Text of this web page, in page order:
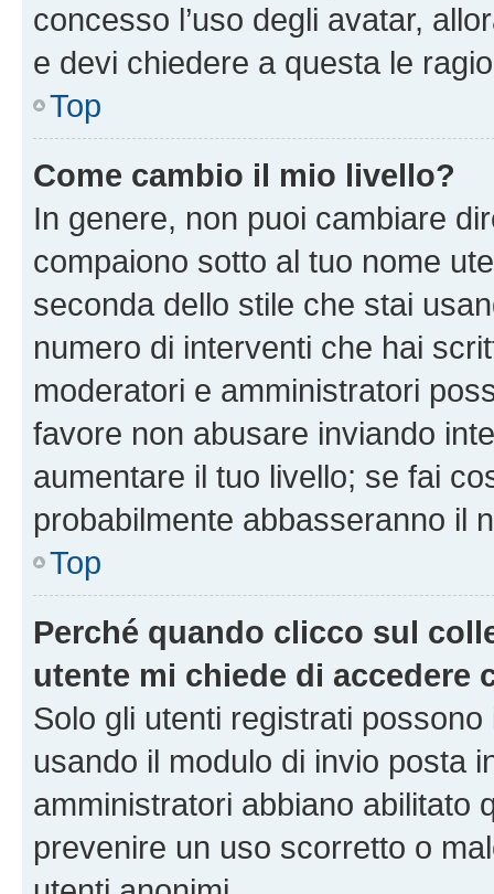
concesso l’uso degli avatar,
e devi chiedere a questa le
Top
Come cambio il mio livello?
In genere, non puoi cambiare
compaiono sotto al tuo nome
seconda dello stile che stai
numero di interventi che hai
moderatori e amministratori
favore non abusare inviando
aumentare il tuo livello; se fai
probabilmente abbasseranno il
Top
Perché quando clicco sul
utente mi chiede di accedere
Solo gli utenti registrati
usando il modulo di invio posta
amministratori abbiano abilitato
prevenire un uso scorretto o